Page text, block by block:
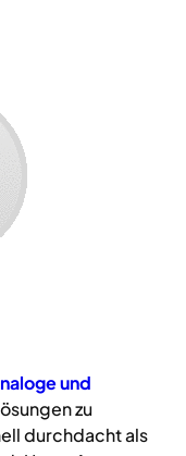
und
zu
durchdacht als